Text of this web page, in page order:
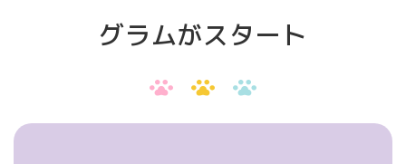
グラムがスタート